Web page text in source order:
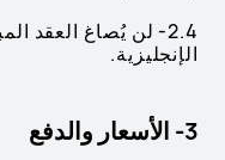
2.4- لن يُصاغ العقد
الإنجليزية.
3- الأسعار والدفع